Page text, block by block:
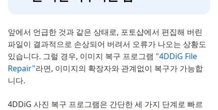
앞에서 언급한 것과 같은 상태로, 포토샵에서 편집해 버린
파일이 결과적으로 손상되어 버려서 오류가 나오는 상황도
있습니다. 그럴 경우, 이미지 복구 프로그램 "4DDiG File
Repair"라면, 이미지의 확장자와 관계없이 복구가 가능합
니다.
4DDiG 사진 복구 프로그램은 간단한 세 가지 단계로 빠르